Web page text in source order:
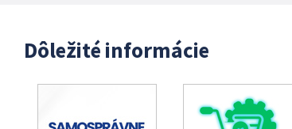
Dôležité informácie